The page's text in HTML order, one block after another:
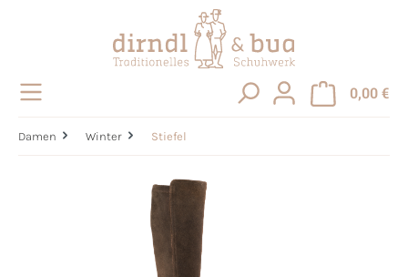
0,00 €
Damen Winter Stiefel
Bildergalerie überspringen